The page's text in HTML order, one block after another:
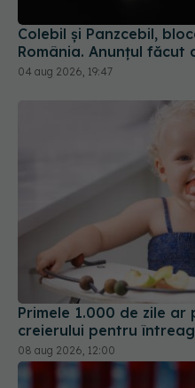
Primele 1.000 de zile
creierului pentru
08 aug 2026, 12:00